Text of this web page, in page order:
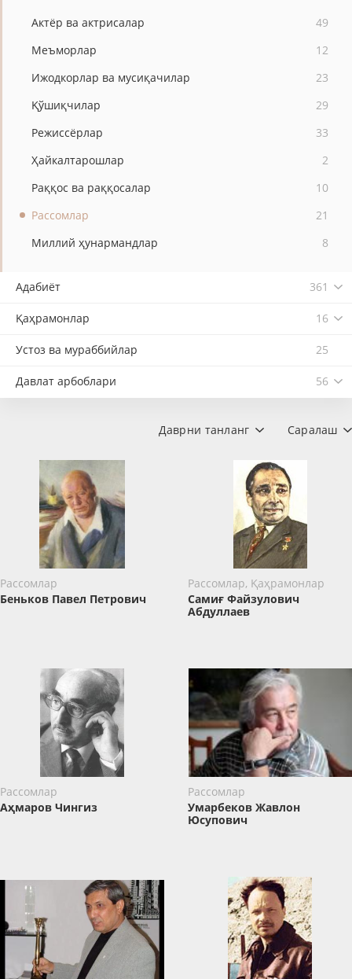
Актёр ва актрисалар
49
Меъморлар
12
Ижодкорлар ва мусиқачилар
23
Қўшиқчилар
29
Режиссёрлар
33
Ҳайкалтарошлар
2
Раққос ва раққосалар
10
Рассомлар
21
Миллий ҳунармандлар
8
Адабиёт 361
Қаҳрамонлар 16
Устоз ва мураббийлар 25
Давлат арбоблари 56
Саралаш
Даврни танланг
Рассомлар
Беньков Павел Петрович
Рассомлар, Қаҳрамонлар
Самиғ Файзулович
Абдуллаев
Рассомлар
Аҳмаров Чингиз
Рассомлар
Умарбеков Жавлон
Юсупович